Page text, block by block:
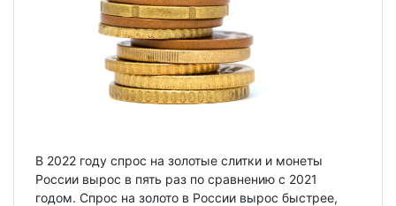
В 2022 году спрос на золотые слитки и монеты
России вырос в пять раз по сравнению с 2021
годом. Спрос на золото в России вырос быстрее,